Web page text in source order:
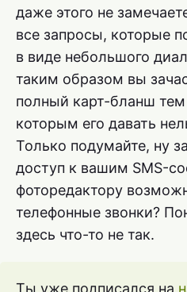
даже этого не
все запросы, которые
в виде небольшого
таким образом вы
полный карт-бланш
которым его давать
Только подумайте, ну
доступ к вашим SMS-
фоторедактору
телефонные звонки?
здесь что-то не так.